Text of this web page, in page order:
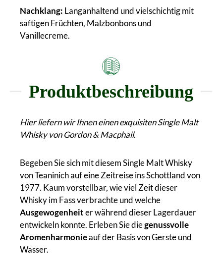
Nachklang: Langanhaltend und vielschichtig mit
saftigen Früchten, Malzbonbons und
Vanillecreme.
Produktbeschreibung
Hier liefern wir Ihnen einen exquisiten Single Malt
Whisky von Gordon & Macphail.
Begeben Sie sich mit diesem Single Malt Whisky
von Teaninich auf eine Zeitreise ins Schottland von
1977. Kaum vorstellbar, wie viel Zeit dieser
Whisky im Fass verbrachte und welche
Ausgewogenheiter während dieser Lagerdauer
entwickeln konnte. Erleben Sie diegenussvolle
Aromenharmonieauf der Basis von Gerste und
Wasser.